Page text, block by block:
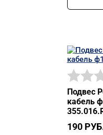
Подвес
кабель
190